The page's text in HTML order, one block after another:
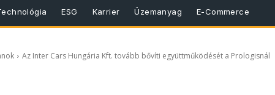
ESG Karrier Üzemanyag E-Commerce
Az Inter Cars Hungária Kft. tovább bővíti együttműködését a Prologisnál